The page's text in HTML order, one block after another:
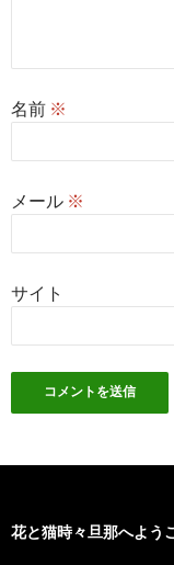
名前 ※
メール ※
サイト
花と猫時々旦那へよう